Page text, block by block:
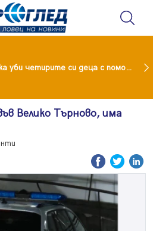
Майка уби четирите си деца с помощта на баба им, след което се самоуби
Велико Търново, има